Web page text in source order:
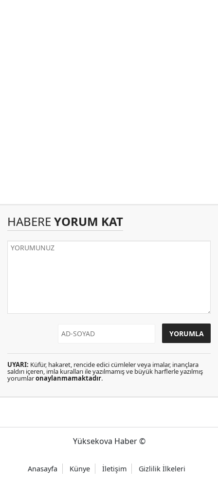
HABERE YORUM KAT
UYARI: Küfür, hakaret, rencide edici cümleler veya imalar, inançlara
saldırı içeren, imla kuralları ile yazılmamış ve büyük harflerle yazılmış
yorumlaronaylanmamaktadır.
Yüksekova Haber ©
Anasayfa Künye İletişim Gizlilik İlkeleri